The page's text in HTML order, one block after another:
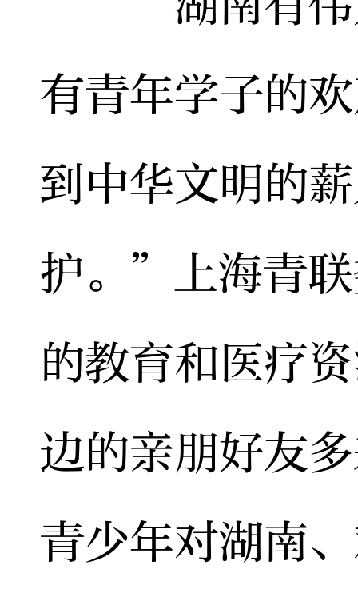
有青年学子的
到中华文明的
护。”上海青
的教育和医疗
边的亲朋好友
青少年对湖南